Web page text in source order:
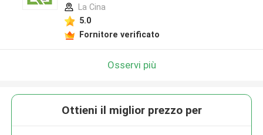
La Cina
5.0
Fornitore verificato
Osservi più
Ottieni il miglior prezzo per